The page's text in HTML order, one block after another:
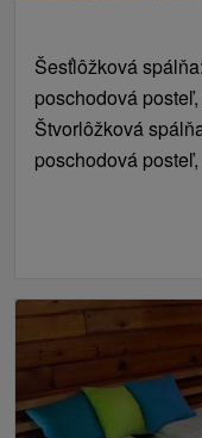
Šesťlôžková
poschodová
Štvorlôžková
poschodová
2 x Štvorlôžková
Dvojlôžková
Päťlôžková spálňa:
samostatné lôžko,